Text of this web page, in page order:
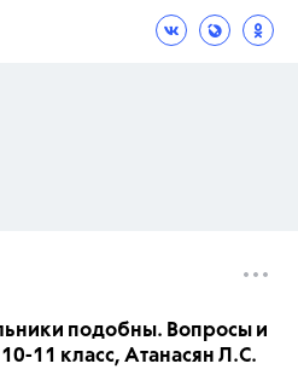
подобны. Вопросы и
11 класс, Атанасян Л.С.